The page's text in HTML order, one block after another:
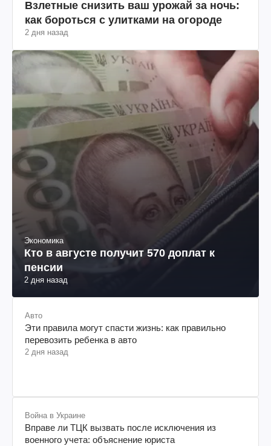
Взлетные снизить ваш урожай за ночь:
как бороться с улитками на огороде
2 дня назад
Экономика
Кто в августе получит 570 доплат к
пенсии
2 дня назад
Авто
Эти правила могут спасти жизнь: как правильно
перевозить ребенка в авто
2 дня назад
Война в Украине
Вправе ли ТЦК вызвать после исключения из
военного учета: объяснение юриста